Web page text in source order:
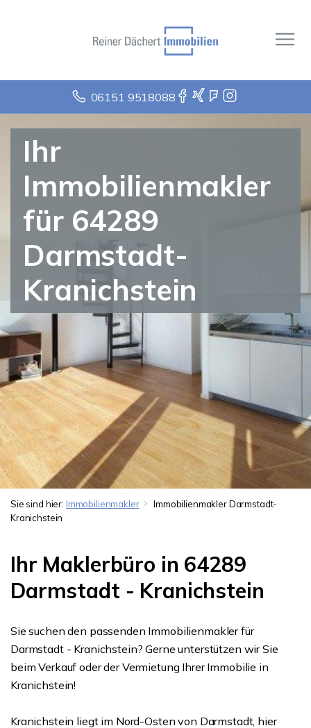
06151 9518088
Ihr
Immobilienmakler
für 64289
Darmstadt-
Kranichstein
Sie sind hier: Immobilienmakler
Immobilienmakler Darmstadt-
Kranichstein
Ihr Maklerbüro in 64289
Darmstadt - Kranichstein
Sie suchen den passenden Immobilienmakler für
Darmstadt - Kranichstein? Gerne unterstützen wir Sie
beim Verkauf oder der Vermietung Ihrer Immobilie in
Kranichstein!
Kranichstein liegt im Nord-Osten von Darmstadt, hier